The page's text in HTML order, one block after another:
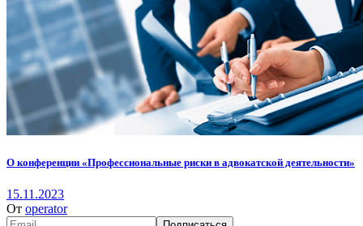
О конференции «Профессиональные риски в адвокатской деятельности»
15.11.2023
От operator